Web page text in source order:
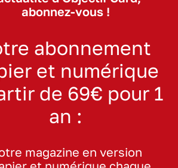
abonnez-vous !
abonnement
et numérique
de 69€ pour 1
an :
magazine en version